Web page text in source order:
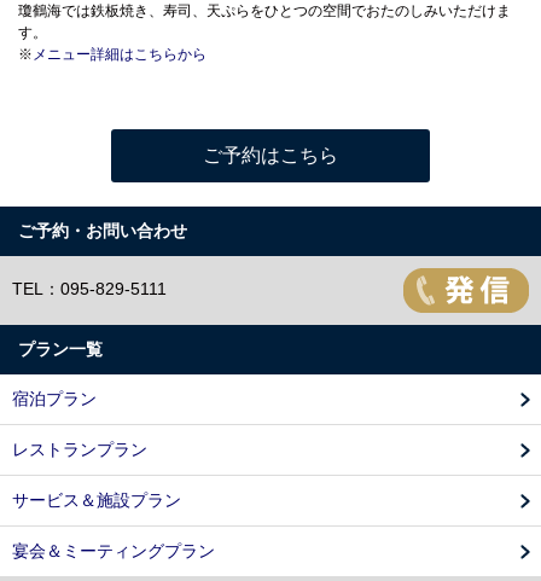
瓊鶴海では鉄板焼き、寿司、天ぷらをひとつの空間でおたのしみいただけま
す。
※ メニュー詳細はこちらから
ご予約はこちら
ご予約・お問い合わせ
TEL：095-829-5111
プラン一覧
宿泊プラン
レストランプラン
サービス＆施設プラン
宴会＆ミーティングプラン